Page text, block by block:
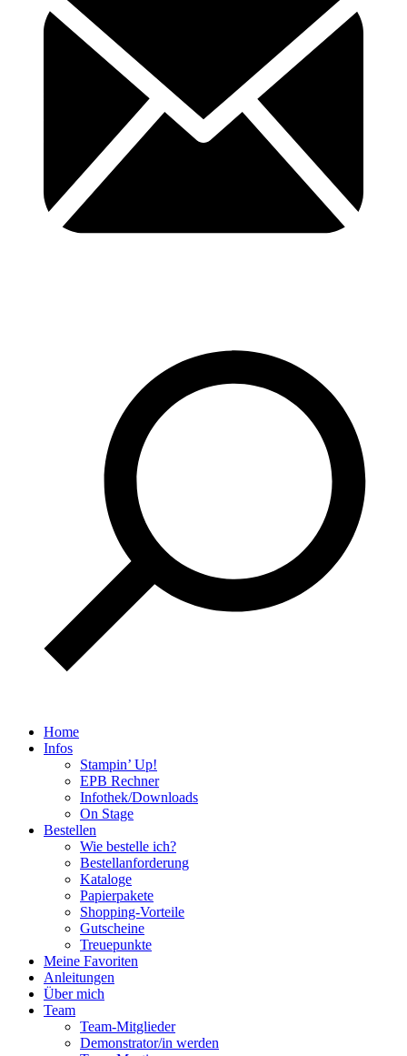
Home
Infos
Stampin’ Up!
EPB Rechner
Infothek/Downloads
On Stage
Bestellen
Wie bestelle ich?
Bestellanforderung
Kataloge
Papierpakete
Shopping-Vorteile
Gutscheine
Treuepunkte
Meine Favoriten
Anleitungen
Über mich
Team
Team-Mitglieder
Demonstrator/in werden